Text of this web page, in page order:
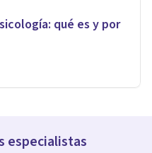
qué es y por
especialistas